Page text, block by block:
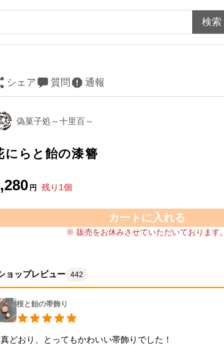
検索
シェア 質問 通報
偽菓子処～十里百～
にらと飴の漆簪
円 残り 1個
カートに入れる
※ 販売をお休みさせていただいております。
ョップレビュー 442
桜と飴の帯飾り
どおり、とってもかわいい帯飾りでした！